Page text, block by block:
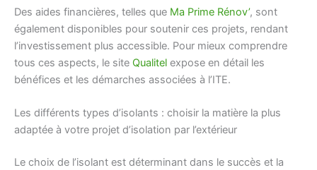
Des aides financières, telles que Ma Prime Rénov’, sont
également disponibles pour soutenir ces projets, rendant
l’investissement plus accessible. Pour mieux comprendre
tous ces aspects, le site Qualitel expose en détail les
bénéfices et les démarches associées à l’ITE.
Les différents types d’isolants : choisir la matière la plus
adaptée à votre projet d’isolation par l’extérieur
Le choix de l’isolant est déterminant dans le succès et la